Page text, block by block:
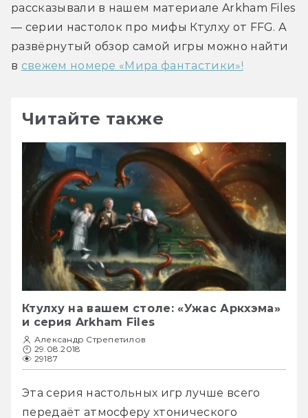
рассказывали в нашем материале Arkham Files
— серии настолок про мифы Ктулху от FFG. А
развёрнутый обзор самой игры можно найти
в свежем номере «Мира фантастики»!
Читайте также
Ктулху на вашем столе: «Ужас Аркхэма»
и серия Arkham Files
Александр Стрепетилов
29.08.2018
29187
Эта серия настольных игр лучше всего
передаёт атмосферу хтонического